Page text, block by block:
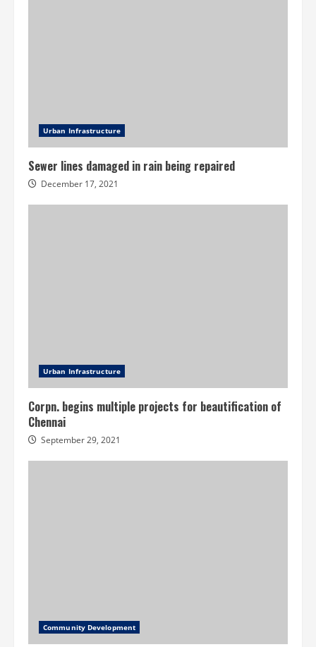
Urban Infrastructure
Sewer lines damaged in rain being repaired
December 17, 2021
Urban Infrastructure
Corpn. begins multiple projects for beautification of
Chennai
September 29, 2021
Community Development